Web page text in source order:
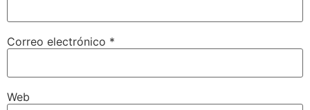
Correo electrónico *
Web